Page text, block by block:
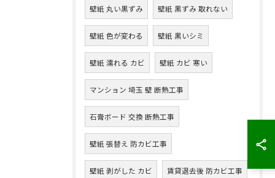
壁紙 丸い黒ずみ 壁紙 黒ずみ 取れない
壁紙 色が変わる 壁紙 黒いシミ
壁紙 濡れる カビ 壁紙 カビ 寒い
マンション 埼玉 壁 断熱工事
石膏ボード 交換 断熱工事
壁紙 張替え 防カビ工事
壁紙 剥がした カビ 賃貸退去後 防カビ工事